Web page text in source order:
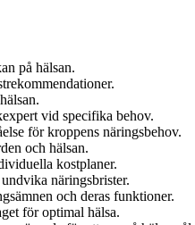
på hälsan.
vid specifika behov.
för kroppens näringsbehov.
och hälsan.
kostplaner.
näringsbrister.
och deras funktioner.
för optimal hälsa.